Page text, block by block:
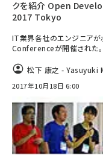
クを紹介 Open
2017 Tokyo
IT業界各社のエンジニアが
Conferenceが開催された。
松下 康之 - Yasuyuki
2017年10月18日 6:00